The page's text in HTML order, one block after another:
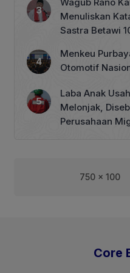
Menuliskan
Sastra Betawi
Menkeu
Otomotif
Laba Anak
Melonjak,
Perusahaan
750 x 100
Core